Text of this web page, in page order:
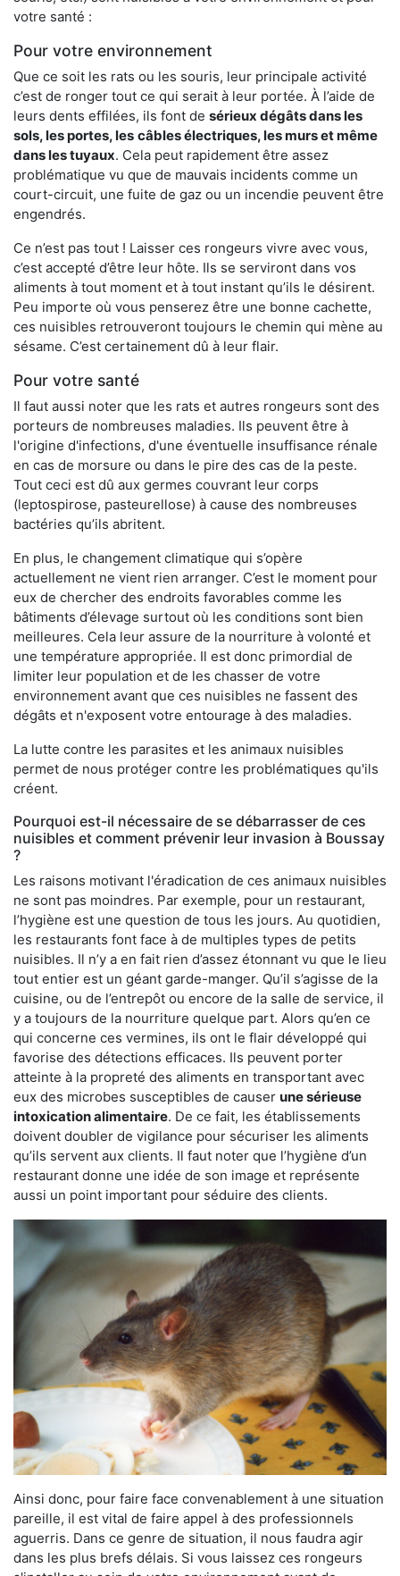
votre santé :
Pour votre environnement
Que ce soit les rats ou les souris, leur principale activité
c’est de ronger tout ce qui serait à leur portée. À l’aide de
leurs dents effilées, ils font de sérieux dégâts dans les
sols, les portes, les câbles électriques, les murs et même
dans les tuyaux. Cela peut rapidement être assez
problématique vu que de mauvais incidents comme un
court-circuit, une fuite de gaz ou un incendie peuvent être
engendrés.
Ce n’est pas tout ! Laisser ces rongeurs vivre avec vous,
c’est accepté d’être leur hôte. Ils se serviront dans vos
aliments à tout moment et à tout instant qu’ils le désirent.
Peu importe où vous penserez être une bonne cachette,
ces nuisibles retrouveront toujours le chemin qui mène au
sésame. C’est certainement dû à leur flair.
Pour votre santé
Il faut aussi noter que les rats et autres rongeurs sont des
porteurs de nombreuses maladies. Ils peuvent être à
l'origine d'infections, d'une éventuelle insuffisance rénale
en cas de morsure ou dans le pire des cas de la peste.
Tout ceci est dû aux germes couvrant leur corps
(leptospirose, pasteurellose) à cause des nombreuses
bactéries qu’ils abritent.
En plus, le changement climatique qui s’opère
actuellement ne vient rien arranger. C’est le moment pour
eux de chercher des endroits favorables comme les
bâtiments d’élevage surtout où les conditions sont bien
meilleures. Cela leur assure de la nourriture à volonté et
une température appropriée. Il est donc primordial de
limiter leur population et de les chasser de votre
environnement avant que ces nuisibles ne fassent des
dégâts et n'exposent votre entourage à des maladies.
La lutte contre les parasites et les animaux nuisibles
permet de nous protéger contre les problématiques qu'ils
créent.
Pourquoi est-il nécessaire de se débarrasser de ces
nuisibles et comment prévenir leur invasion à Boussay
?
Les raisons motivant l'éradication de ces animaux nuisibles
ne sont pas moindres. Par exemple, pour un restaurant,
l’hygiène est une question de tous les jours. Au quotidien,
les restaurants font face à de multiples types de petits
nuisibles. Il n’y a en fait rien d’assez étonnant vu que le lieu
tout entier est un géant garde-manger. Qu’il s’agisse de la
cuisine, ou de l’entrepôt ou encore de la salle de service, il
y a toujours de la nourriture quelque part. Alors qu’en ce
qui concerne ces vermines, ils ont le flair développé qui
favorise des détections efficaces. Ils peuvent porter
atteinte à la propreté des aliments en transportant avec
eux des microbes susceptibles de causer une sérieuse
intoxication alimentaire. De ce fait, les établissements
doivent doubler de vigilance pour sécuriser les aliments
qu’ils servent aux clients. Il faut noter que l’hygiène d’un
restaurant donne une idée de son image et représente
aussi un point important pour séduire des clients.
Ainsi donc, pour faire face convenablement à une situation
pareille, il est vital de faire appel à des professionnels
aguerris. Dans ce genre de situation, il nous faudra agir
dans les plus brefs délais. Si vous laissez ces rongeurs